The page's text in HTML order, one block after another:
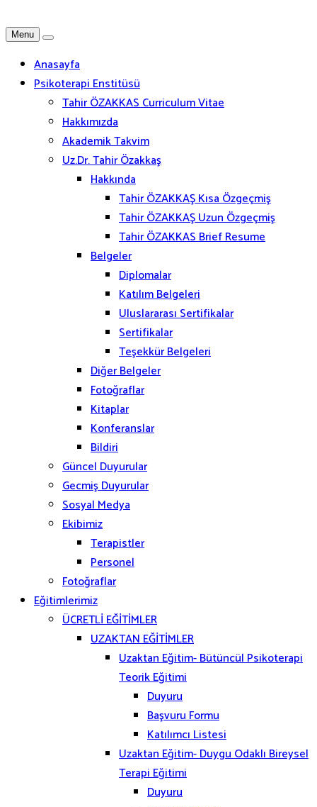
Menu
Anasayfa
Psikoterapi Enstitüsü
Tahir ÖZAKKAS Curriculum Vitae
Hakkımızda
Akademik Takvim
Uz.Dr. Tahir Özakkaş
Hakkında
Tahir ÖZAKKAŞ Kısa Özgeçmiş
Tahir ÖZAKKAŞ Uzun Özgeçmiş
Tahir ÖZAKKAS Brief Resume
Belgeler
Diplomalar
Katılım Belgeleri
Uluslararası Sertifikalar
Sertifikalar
Teşekkür Belgeleri
Diğer Belgeler
Fotoğraflar
Kitaplar
Konferanslar
Bildiri
Güncel Duyurular
Gecmiş Duyurular
Sosyal Medya
Ekibimiz
Terapistler
Personel
Fotoğraflar
Eğitimlerimiz
ÜCRETLİ EĞİTİMLER
UZAKTAN EĞİTİMLER
Uzaktan Eğitim- Bütüncül Psikoterapi
Teorik Eğitimi
Duyuru
Başvuru Formu
Katılımcı Listesi
Uzaktan Eğitim- Duygu Odaklı Bireysel
Terapi Eğitimi
Duyuru